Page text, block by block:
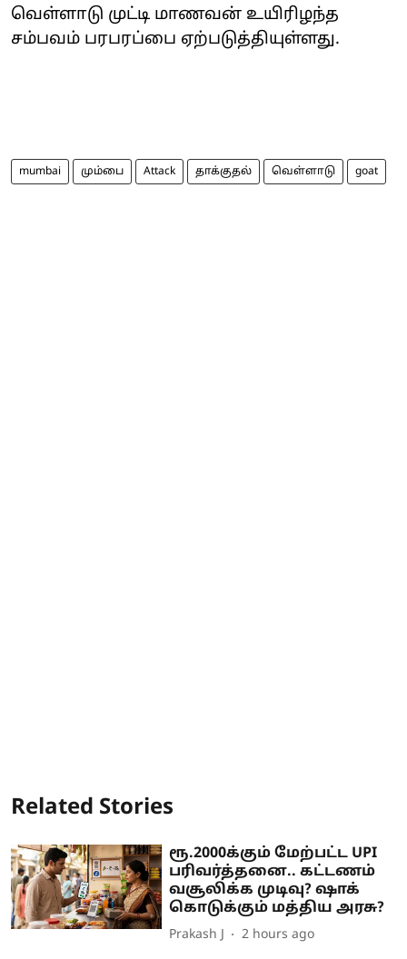
வெள்ளாடு முட்டி மாணவன் உயிரிழந்த
சம்பவம் பரபரப்பை ஏற்படுத்தியுள்ளது.
mumbai மும்பை Attack தாக்குதல் வெள்ளாடு goat
Related Stories
ரூ.2000க்கும் மேற்பட்ட UPI
பரிவர்த்தனை.. கட்டணம்
வசூலிக்க முடிவு? ஷாக்
கொடுக்கும் மத்திய அரசு?
Prakash J 2 hours ago